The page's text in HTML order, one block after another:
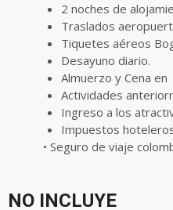
2 noches de
Traslados
Tiquetes aéreos
Desayuno diario.
Almuerzo y Cena
Actividades
Ingreso a los
Impuestos
• Seguro de viaje
NO INCLUYE